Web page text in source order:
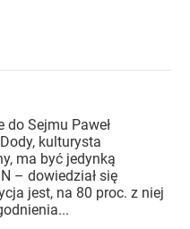
do Sejmu Paweł
kulturysta
ma być jedynką
– dowiedział się
jest, na 80 proc. z niej